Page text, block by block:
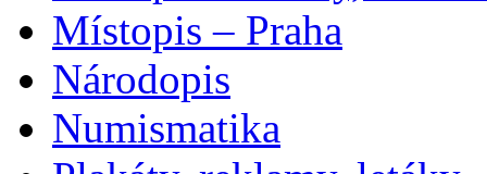
Místopis – Praha
Národopis
Numismatika